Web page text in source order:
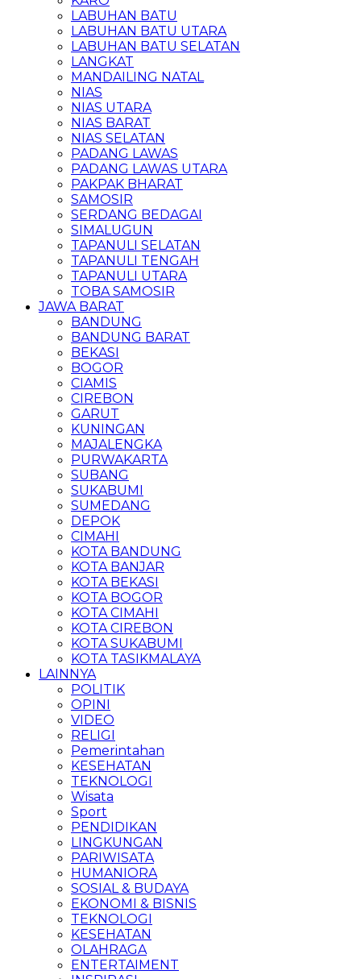
LABUHAN BATU
LABUHAN BATU UTARA
LABUHAN BATU SELATAN
LANGKAT
MANDAILING NATAL
NIAS
NIAS UTARA
NIAS BARAT
NIAS SELATAN
PADANG LAWAS
PADANG LAWAS UTARA
PAKPAK BHARAT
SAMOSIR
SERDANG BEDAGAI
SIMALUGUN
TAPANULI SELATAN
TAPANULI TENGAH
TAPANULI UTARA
TOBA SAMOSIR
JAWA BARAT
BANDUNG
BANDUNG BARAT
BEKASI
BOGOR
CIAMIS
CIREBON
GARUT
KUNINGAN
MAJALENGKA
PURWAKARTA
SUBANG
SUKABUMI
SUMEDANG
DEPOK
CIMAHI
KOTA BANDUNG
KOTA BANJAR
KOTA BEKASI
KOTA BOGOR
KOTA CIMAHI
KOTA CIREBON
KOTA SUKABUMI
KOTA TASIKMALAYA
LAINNYA
POLITIK
OPINI
VIDEO
RELIGI
Pemerintahan
KESEHATAN
TEKNOLOGI
Wisata
Sport
PENDIDIKAN
LINGKUNGAN
PARIWISATA
HUMANIORA
SOSIAL & BUDAYA
EKONOMI & BISNIS
TEKNOLOGI
KESEHATAN
OLAHRAGA
ENTERTAIMENT